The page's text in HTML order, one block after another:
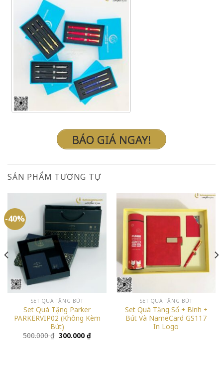
BÁO GIÁ NGAY!
SẢN PHẨM TƯƠNG TỰ
-40%
SET QUÀ TẶNG BÚT
Set Quà Tặng Parker
PARKERVIP02 (Không Kèm
Bút)
500.000₫ Giá
300.000 ₫Giá
hiện
SET QUÀ TẶNG BÚT
Set Quà Tặng Sổ + Bình +
Bút Và NameCard GS117
In Logo